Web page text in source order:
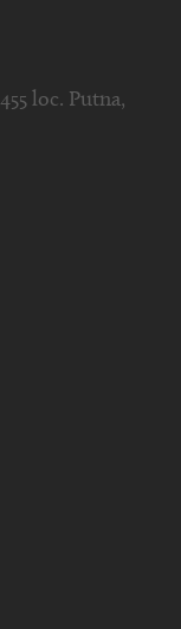
loc. Putna,